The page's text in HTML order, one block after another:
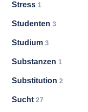
Stress 1
Studenten 3
Studium 3
Substanzen 1
Substitution 2
Sucht 27